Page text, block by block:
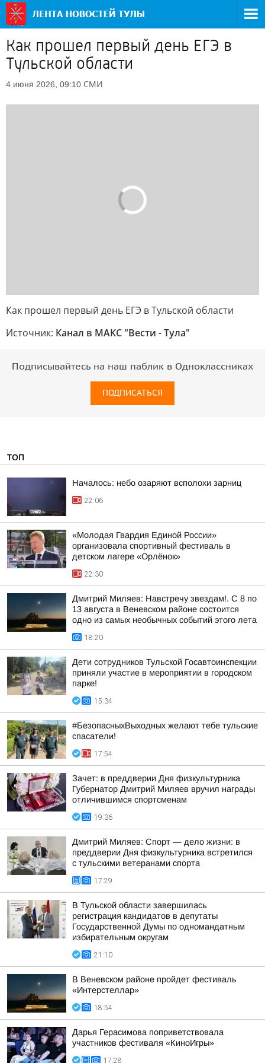
Как прошел первый день ЕГЭ в
Тульской области
4 июня 2026, 09:10 СМИ
Как прошел первый день ЕГЭ в Тульской области
Источник: Канал в МАКС "Вести - Тула"
Подписывайтесь на наш паблик в Одноклассниках
ПОДПИСАТЬСЯ
ТОП
Началось: небо озаряют всполохи зарниц
22:06
«Молодая Гвардия Единой России»
организовала спортивный фестиваль в
детском лагере «Орлёнок»
22:30
Дмитрий Миляев: Навстречу звездам!. С 8 по
13 августа в Веневском районе состоится
одно из самых необычных событий этого лета
18:20
Дети сотрудников Тульской Госавтоинспекции
приняли участие в мероприятии в городском
парке!
15:34
#БезопасныхВыходных желают тебе тульские
спасатели!
17:54
Зачет: в преддверии Дня физкультурника
Губернатор Дмитрий Миляев вручил награды
отличившимся спортсменам
19:36
Дмитрий Миляев: Спорт — дело жизни: в
преддверии Дня физкультурника встретился
с тульскими ветеранами спорта
17:29
В Тульской области завершилась
регистрация кандидатов в депутаты
Государственной Думы по одномандатным
избирательным округам
21:10
В Веневском районе пройдет фестиваль
«Интерстеллар»
18:54
Дарья Герасимова поприветствовала
участников фестиваля «КиноИгры»
17:28